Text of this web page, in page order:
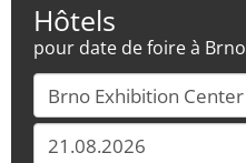
Hôtels
pour date de foire à Brno